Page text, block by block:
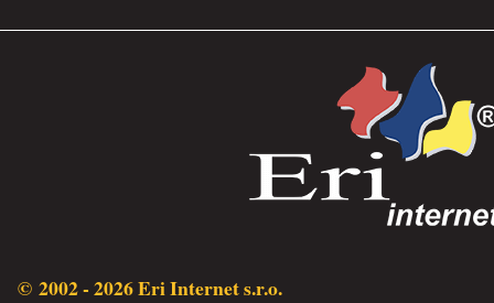
© 2002 - 2026 Eri Internet s.r.o.